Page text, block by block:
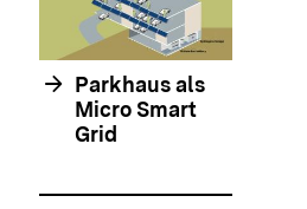
arrow_forward Parkhaus als
Micro Smart
Grid